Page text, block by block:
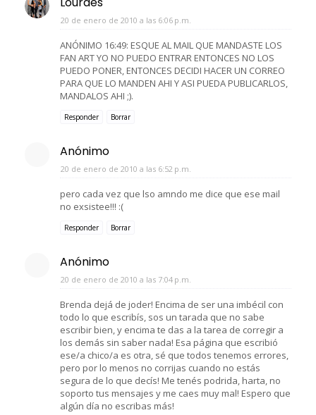
20 de enero de 2010 a las 6:06 p.m.
ANÓNIMO 16:49: ESQUE AL MAIL QUE MANDASTE LOS
FAN ART YO NO PUEDO ENTRAR ENTONCES NO LOS
PUEDO PONER, ENTONCES DECIDI HACER UN CORREO
PARA QUE LO MANDEN AHI Y ASI PUEDA PUBLICARLOS,
MANDALOS AHI ;).
Responder Borrar
Anónimo
20 de enero de 2010 a las 6:52 p.m.
pero cada vez que lso amndo me dice que ese mail
no exsistee!!! :(
Responder Borrar
Anónimo
20 de enero de 2010 a las 7:04 p.m.
Brenda dejá de joder! Encima de ser una imbécil con
todo lo que escribís, sos un tarada que no sabe
escribir bien, y encima te das a la tarea de corregir a
los demás sin saber nada! Esa página que escribió
ese/a chico/a es otra, sé que todos tenemos errores,
pero por lo menos no corrijas cuando no estás
segura de lo que decís! Me tenés podrida, harta, no
soporto tus mensajes y me caes muy mal! Espero que
algún día no escribas más!